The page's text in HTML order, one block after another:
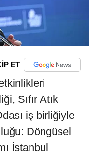
ET
Sıfır Atık
iş birliğiyle
Döngüsel
İstanbul